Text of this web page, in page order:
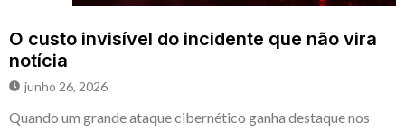
O custo invisível do incidente que não vira
notícia
junho 26, 2026
Quando um grande ataque cibernético ganha destaque nos